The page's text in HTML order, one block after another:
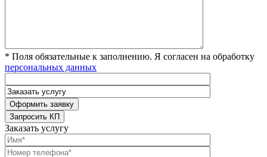
* Поля обязательные к заполнению. Я согласен на обработку
персональных данных
Заказать услугу